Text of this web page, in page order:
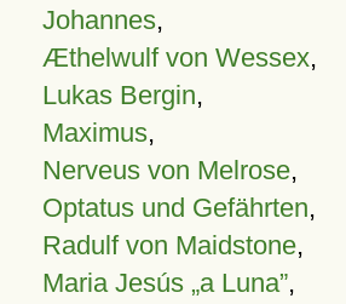
Johannes,
Æthelwulf von Wessex,
Lukas Bergin,
Maximus,
Nerveus von Melrose,
Optatus und Gefährten,
Radulf von Maidstone,
Maria Jesús „a Luna”,